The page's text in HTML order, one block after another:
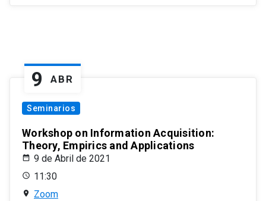
9 ABR
Seminarios
Workshop on Information Acquisition:
Theory, Empirics and Applications
9 de Abril de 2021
11:30
Zoom